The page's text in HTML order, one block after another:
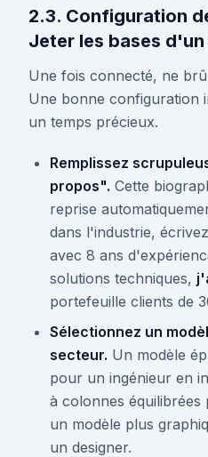
2.3. Configuration
Jeter les bases d'un
Une fois connecté, ne
Une bonne configuration
un temps précieux.
Remplissez
propos". Cette
reprise
dans l'industrie,
avec 8 ans
solutions techniques,
portefeuille clients de
Sélectionnez un
secteur. Un modèle
pour un ingénieur en
à colonnes
un modèle plus
un designer.